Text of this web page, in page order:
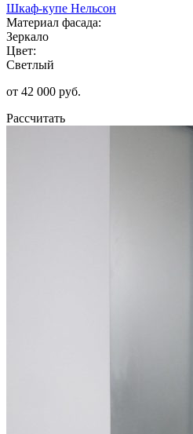
Шкаф-купе Нельсон
Материал фасада:
Зеркало
Цвет:
Светлый
от 42 000 руб.
Рассчитать